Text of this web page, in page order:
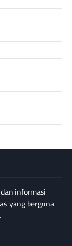
informasi
yang berguna